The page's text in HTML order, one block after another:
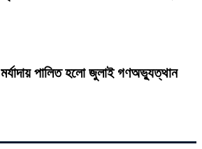
পালিত হলো জুলাই গণঅভ্যুত্থান